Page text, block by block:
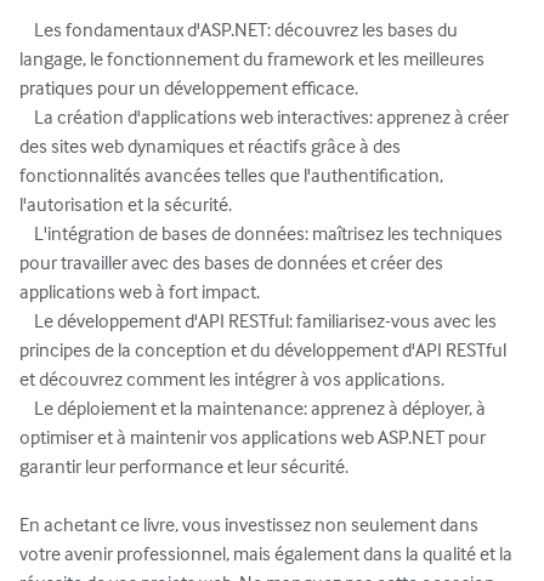
langage, le fonctionnement du framework et les meilleures
pratiques pour un développement efficace.
des sites web dynamiques et réactifs grâce à des
fonctionnalités avancées telles que l'authentification,
l'autorisation et la sécurité.
pour travailler avec des bases de données et créer des
applications web à fort impact.
principes de la conception et du développement d'API RESTful
et découvrez comment les intégrer à vos applications.
optimiser et à maintenir vos applications web ASP.NET pour
garantir leur performance et leur sécurité.
En achetant ce livre, vous investissez non seulement dans
votre avenir professionnel, mais également dans la qualité et la